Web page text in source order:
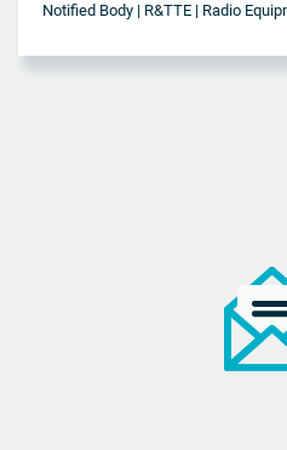
Notified Body | R&TTE | Radio